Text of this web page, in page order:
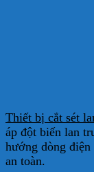
Thiết bị cắt sét
áp đột biến lan
hướng dòng
an toàn.